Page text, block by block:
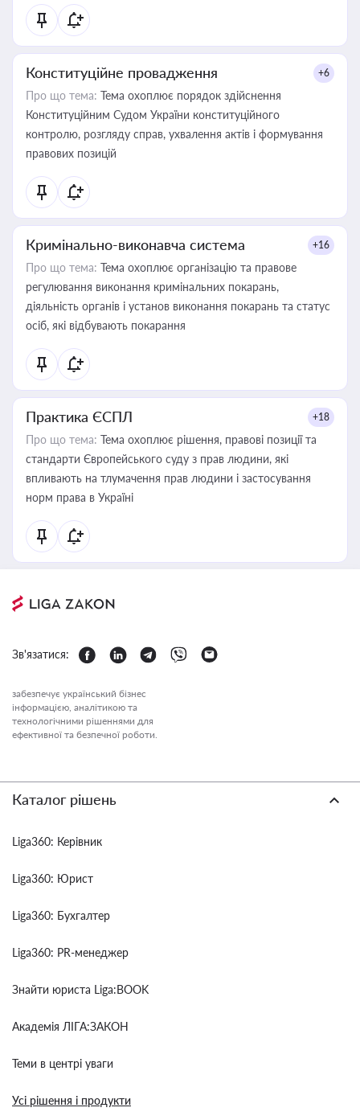
Конституційне провадження +6
Про що тема: Тема охоплює порядок здійснення
Конституційним Судом України конституційного
контролю, розгляду справ, ухвалення актів і формування
правових позицій
Кримінально-виконавча система +16
Про що тема: Тема охоплює організацію та правове
регулювання виконання кримінальних покарань,
діяльність органів і установ виконання покарань та статус
осіб, які відбувають покарання
Практика ЄСПЛ +18
Про що тема: Тема охоплює рішення, правові позиції та
стандарти Європейського суду з прав людини, які
впливають на тлумачення прав людини і застосування
норм права в Україні
Зв'язатися:
забезпечує український бізнес
інформацією, аналітикою та
технологічними рішеннями для
ефективної та безпечної роботи.
Каталог рішень
Liga360: Керівник
Liga360: Юрист
Liga360: Бухгалтер
Liga360: PR-менеджер
Знайти юриста Liga:BOOK
Академія ЛІГА:ЗАКОН
Теми в центрі уваги
Усі рішення і продукти